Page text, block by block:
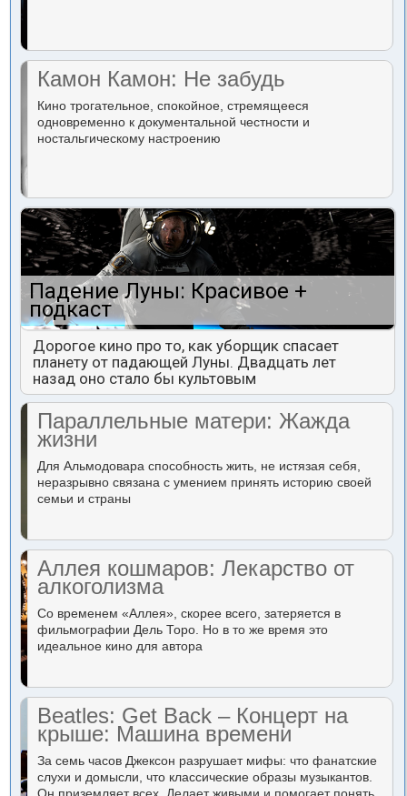
Камон Камон: Не забудь
Кино трогательное, спокойное, стремящееся
одновременно к документальной честности и
ностальгическому настроению
Падение Луны: Красивое +
подкаст
Дорогое кино про то, как уборщик спасает
планету от падающей Луны. Двадцать лет
назад оно стало бы культовым
Параллельные матери: Жажда
жизни
Для Альмодовара способность жить, не истязая себя,
неразрывно связана с умением принять историю своей
семьи и страны
Аллея кошмаров: Лекарство от
алкоголизма
Со временем «Аллея», скорее всего, затеряется в
фильмографии Дель Торо. Но в то же время это
идеальное кино для автора
Beatles: Get Back – Концерт на
крыше: Машина времени
За семь часов Джексон разрушает мифы: что фанатские
слухи и домысли, что классические образы музыкантов.